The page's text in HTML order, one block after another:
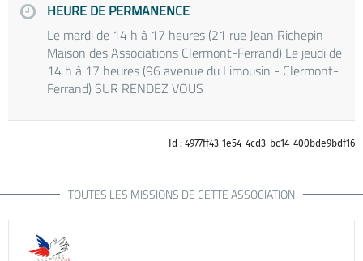
HEURE DE PERMANENCE
Le mardi de 14 h à 17 heures (21 rue Jean Richepin -
Maison des Associations Clermont-Ferrand) Le jeudi de
14 h à 17 heures (96 avenue du Limousin - Clermont-
Ferrand) SUR RENDEZ VOUS
Id : 4977ff43-1e54-4cd3-bc14-400bde9bdf16
TOUTES LES MISSIONS DE CETTE ASSOCIATION